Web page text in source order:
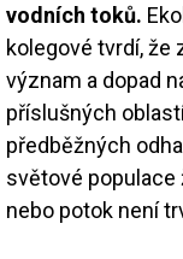
vodních toků.
kolegové tvrdí, že
význam a dopad
příslušných
předběžných
světové populace
nebo potok není